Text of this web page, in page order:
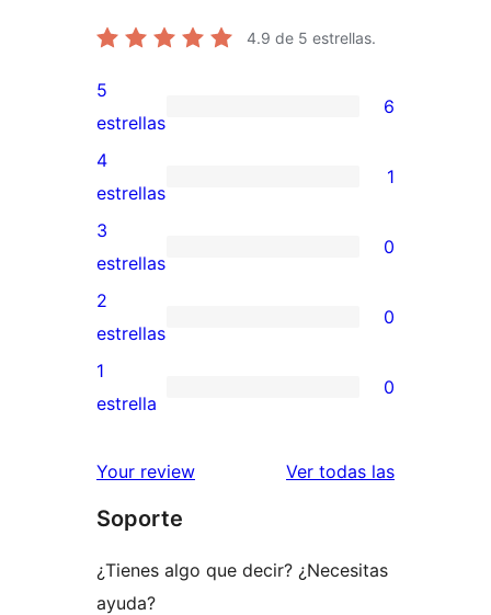
4.9 de 5 estrellas.
6
valoraciones
de
5
estrellas
5
estrellas
6
1
valoración
de
4
estrellas
4
estrellas
1
0
valoraciones
de
3
estrellas
3
estrellas
0
0
valoraciones
de
estrellas
2
estrellas
0
0
de
estrellas
1
estrella
0
Your review Ver todas las
Soporte
¿Tienes algo que decir? ¿Necesitas
ayuda?